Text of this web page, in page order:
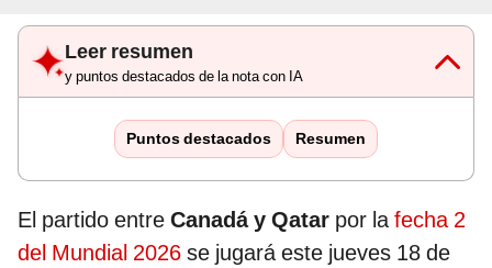
Leer resumen
y puntos destacados de la nota con IA
Puntos destacados Resumen
El partido entre Canadá y Qatar por lafecha 2
del Mundial 2026 se jugará este jueves 18 de